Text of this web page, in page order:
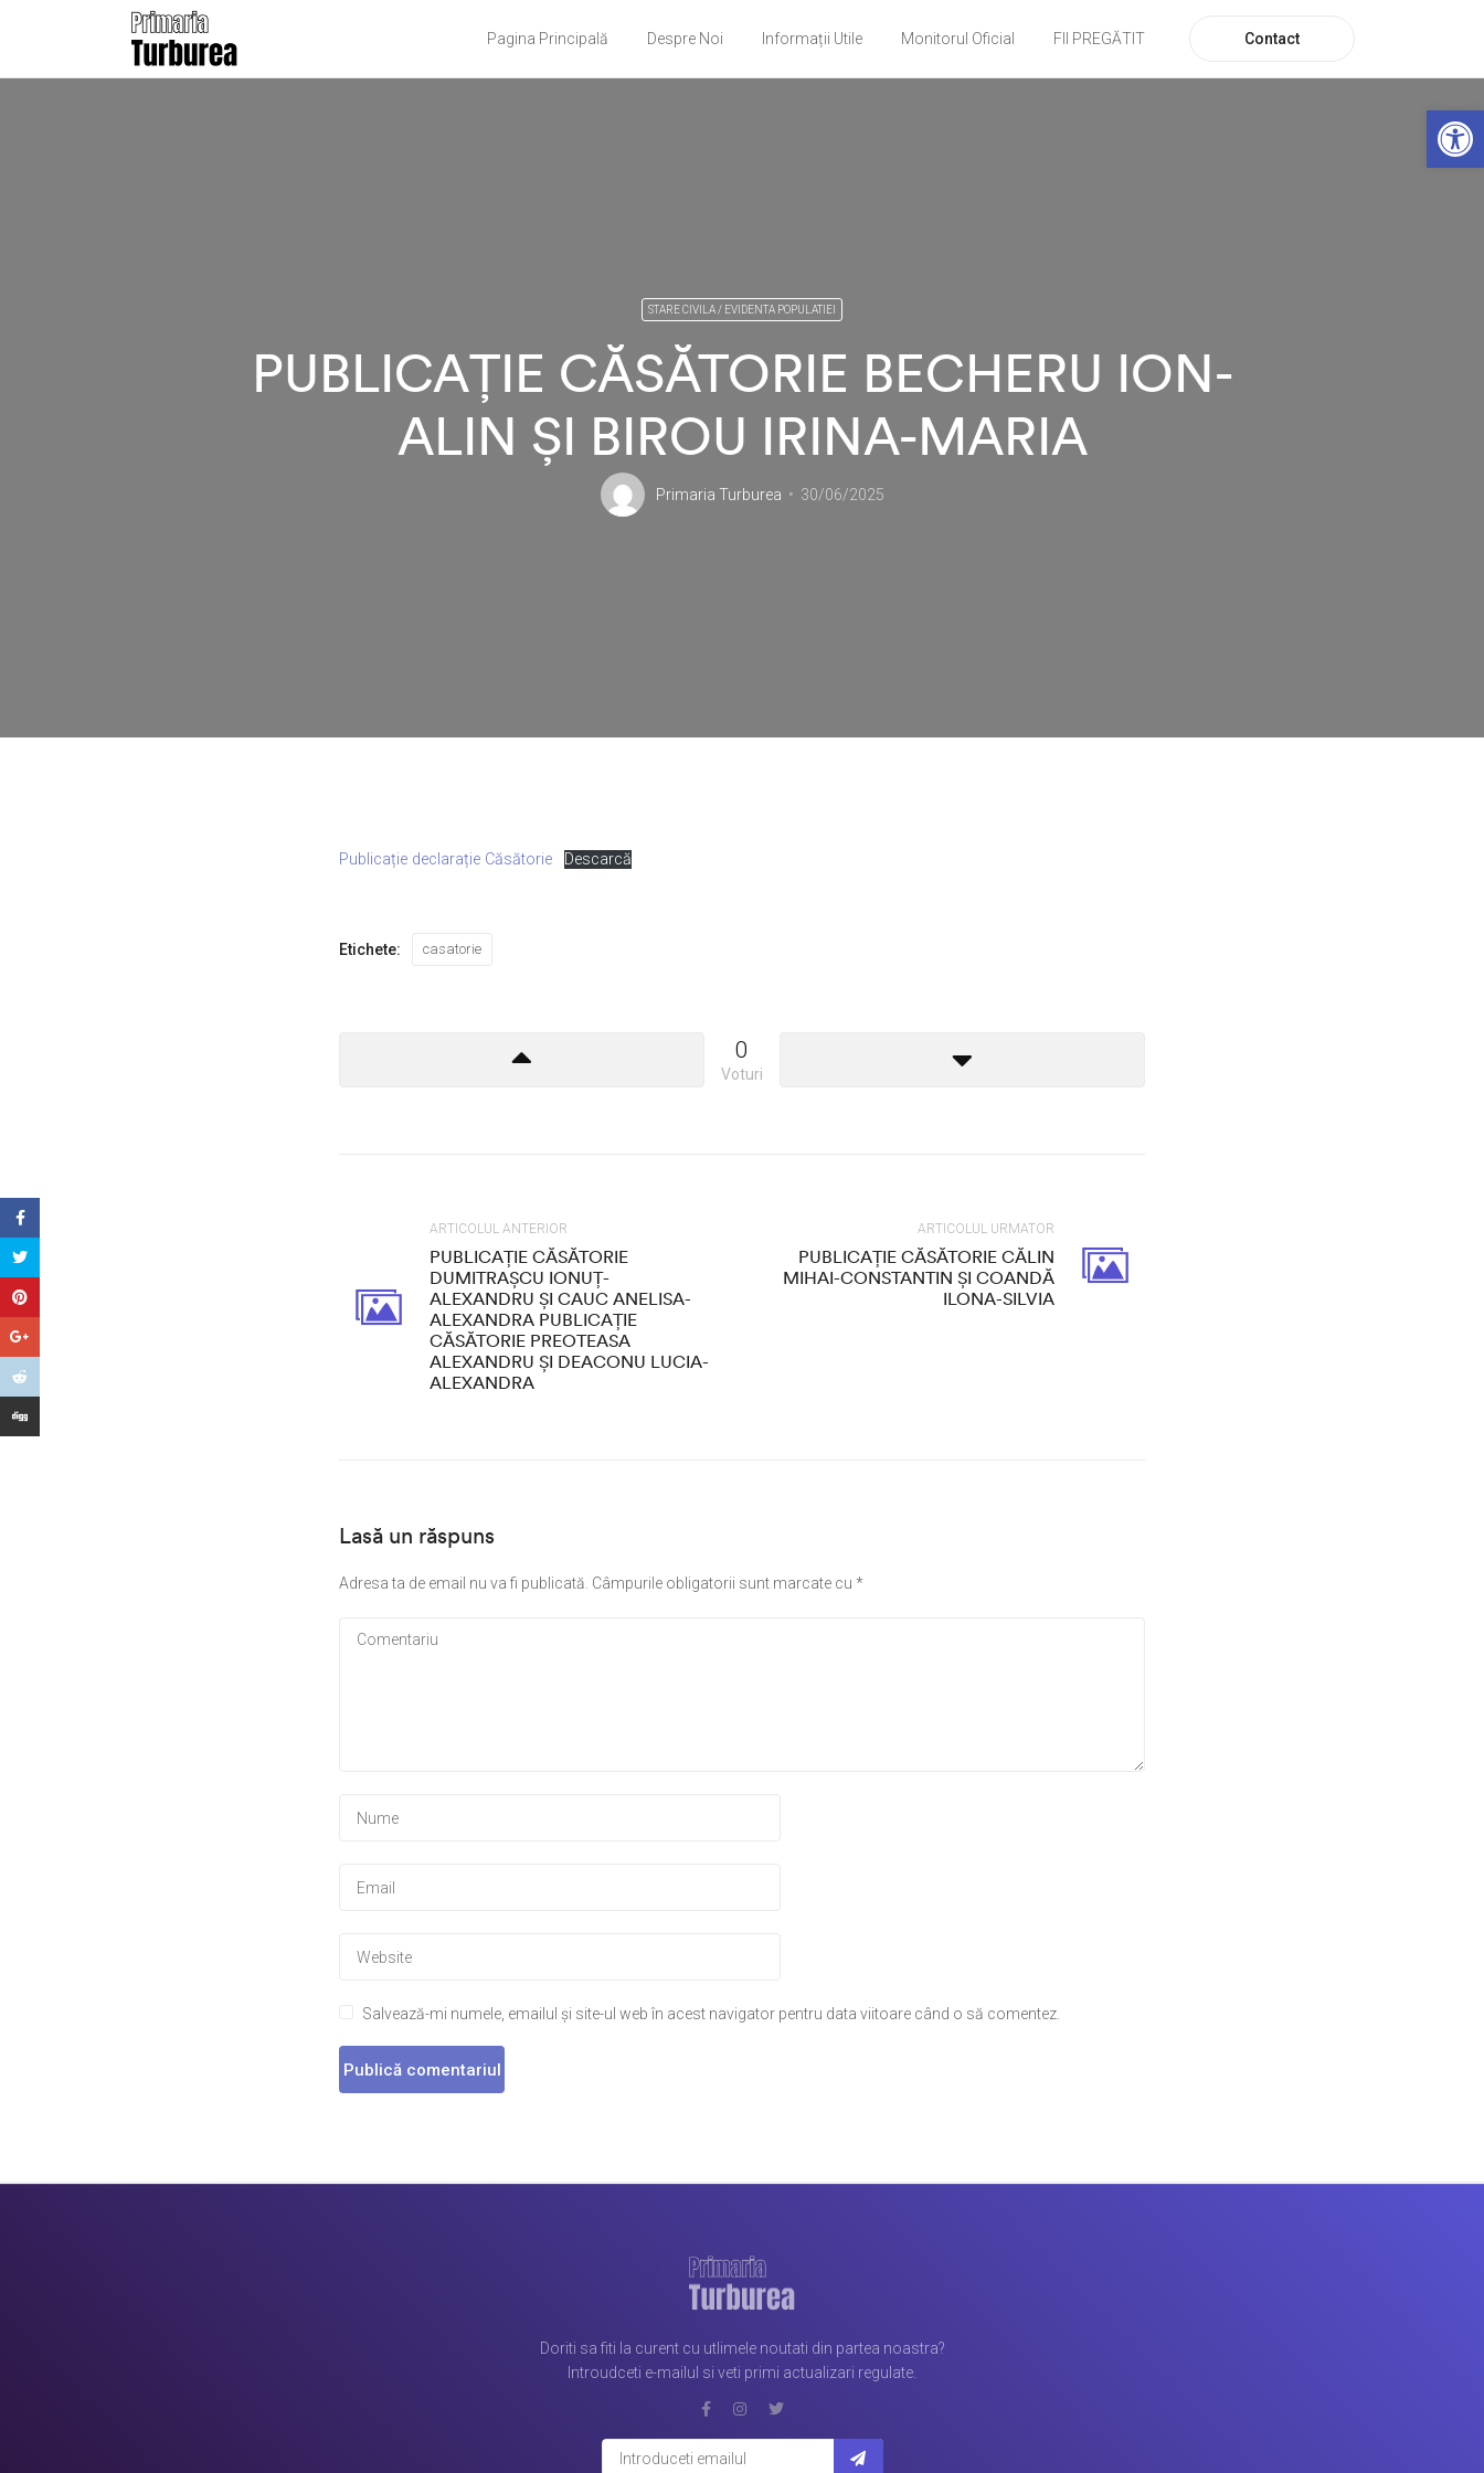
Pagina Principală Despre Noi Informații Utile Monitorul Oficial FII PREGĂTIT Contact
STARE CIVILA / EVIDENTA POPULATIEI
PUBLICAȚIE CĂSĂTORIE BECHERU ION-
ALIN ȘI BIROU IRINA-MARIA
Primaria Turburea 30/06/2025
Publicație declarație Căsătorie Descarcă
Etichete: casatorie
0
Voturi
ARTICOLUL ANTERIOR
PUBLICAȚIE CĂSĂTORIE
DUMITRAȘCU IONUȚ-
ALEXANDRU ȘI CAUC ANELISA-
ALEXANDRA PUBLICAȚIE
CĂSĂTORIE PREOTEASA
ALEXANDRU ȘI DEACONU LUCIA-
ALEXANDRA
ARTICOLUL URMATOR
PUBLICAȚIE CĂSĂTORIE CĂLIN
MIHAI-CONSTANTIN ȘI COANDĂ
ILONA-SILVIA
Lasă un răspuns
Adresa ta de email nu va fi publicată. Câmpurile obligatorii sunt marcate cu *
Salvează-mi numele, emailul și site-ul web în acest navigator pentru data viitoare când o să comentez.
Doriti sa fiti la curent cu utlimele noutati din partea noastra?
Introudceti e-mailul si veti primi actualizari regulate.